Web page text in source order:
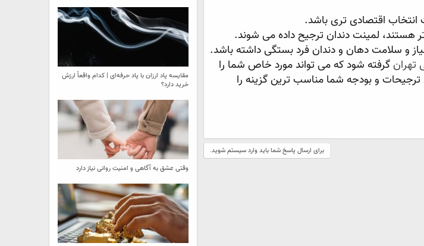
انتخاب اقتصادی تری باشد.
هستند، لمینت دندان ترجیح داده می شوند.
و سلامت دهان و دندان فرد بستگی داشته باشد.
تهران گرفته شود که می تواند مورد خاص شما را
و بودجه شما مناسب ترین گزینه را
برای ارسال پاسخ شما باید وارد سیستم شوید.
مقایسه پاد ارزان با پاد حرفه‌ای | کدام واقعاً ارزش
خرید دارد؟
وقتی عشق به آگاهی و امنیت روانی نیاز دارد